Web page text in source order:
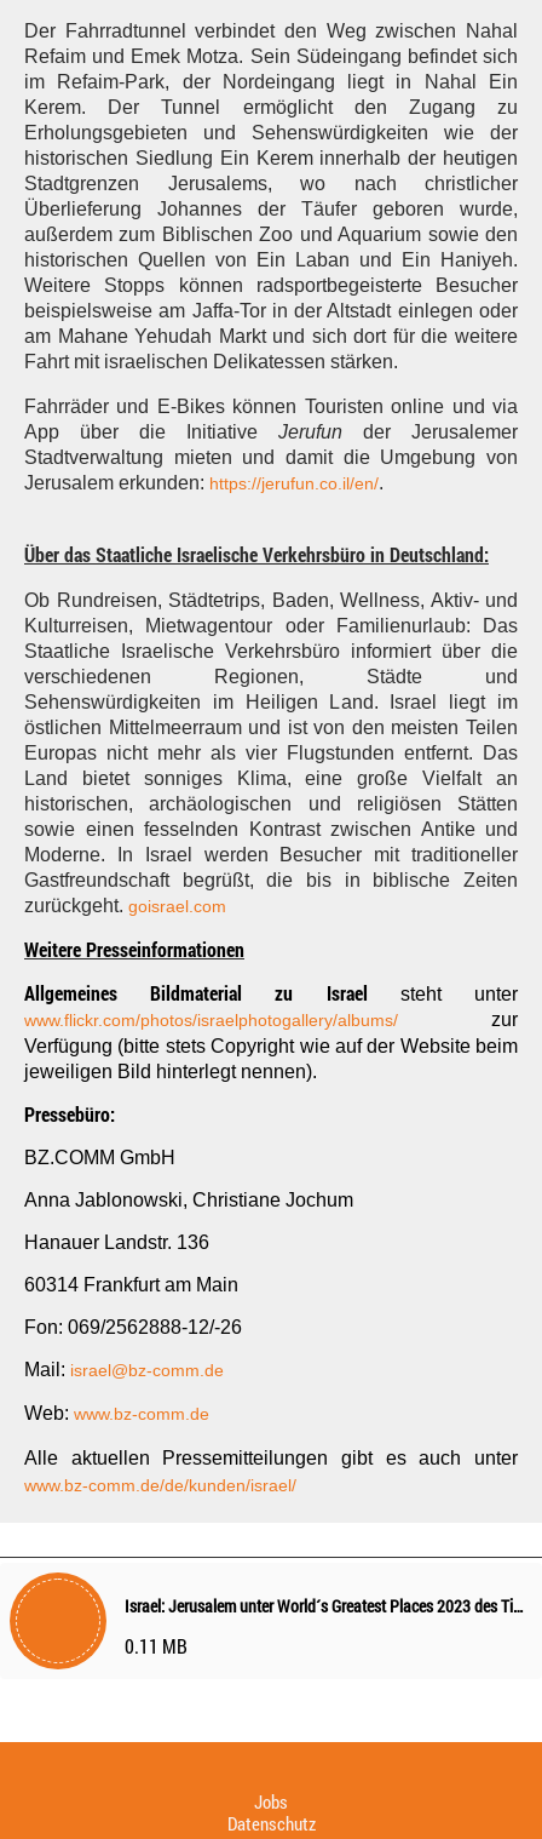
Der Fahrradtunnel verbindet den Weg zwischen Nahal
Refaim und Emek Motza. Sein Südeingang befindet sich
im Refaim-Park, der Nordeingang liegt in Nahal Ein
Kerem. Der Tunnel ermöglicht den Zugang zu
Erholungsgebieten und Sehenswürdigkeiten wie der
historischen Siedlung Ein Kerem innerhalb der heutigen
Stadtgrenzen Jerusalems, wo nach christlicher
Überlieferung Johannes der Täufer geboren wurde,
außerdem zum Biblischen Zoo und Aquarium sowie den
historischen Quellen von Ein Laban und Ein Haniyeh.
Weitere Stopps können radsportbegeisterte Besucher
beispielsweise am Jaffa-Tor in der Altstadt einlegen oder
am Mahane Yehudah Markt und sich dort für die weitere
Fahrt mit israelischen Delikatessen stärken.
Fahrräder und E-Bikes können Touristen online und via
App über die Initiative Jerufun der Jerusalemer
Stadtverwaltung mieten und damit die Umgebung von
Jerusalem erkunden: https://jerufun.co.il/en/.
Über das Staatliche Israelische Verkehrsbüro in Deutschland:
Ob Rundreisen, Städtetrips, Baden, Wellness, Aktiv- und
Kulturreisen, Mietwagentour oder Familienurlaub: Das
Staatliche Israelische Verkehrsbüro informiert über die
verschiedenen Regionen, Städte und
Sehenswürdigkeiten im Heiligen Land. Israel liegt im
östlichen Mittelmeerraum und ist von den meisten Teilen
Europas nicht mehr als vier Flugstunden entfernt. Das
Land bietet sonniges Klima, eine große Vielfalt an
historischen, archäologischen und religiösen Stätten
sowie einen fesselnden Kontrast zwischen Antike und
Moderne. In Israel werden Besucher mit traditioneller
Gastfreundschaft begrüßt, die bis in biblische Zeiten
zurückgeht. goisrael.com
Weitere Presseinformationen
Allgemeines Bildmaterial zu Israel
steht unter
www.flickr.com/photos/israelphotogallery/albums/ zur
Verfügung (bitte stets Copyright wie auf der Website beim
jeweiligen Bild hinterlegt nennen).
Pressebüro:
BZ.COMM GmbH
Anna Jablonowski, Christiane Jochum
Hanauer Landstr. 136
60314 Frankfurt am Main
Fon: 069/2562888-12/-26
Mail: israel@bz-comm.de
Web: www.bz-comm.de
Alle aktuellen Pressemitteilungen gibt es auch unter
www.bz-comm.de/de/kunden/israel/
Israel: Jerusalem unter World´s Greatest Places 2023 des Time Magazine
0.11 MB
Jobs
Datenschutz